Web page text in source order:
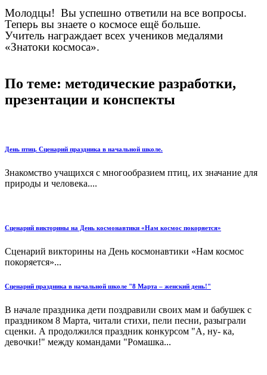
Молодцы! Вы успешно ответили на все вопросы.
Теперь вы знаете о космосе ещё больше.
Учитель награждает всех учеников медалями
«Знатоки космоса».
По теме: методические разработки,
презентации и конспекты
День птиц. Сценарий праздника в начальной школе.
Знакомство учащихся с многообразием птиц, их значание для
природы и человека....
Сценарий викторины на День космонавтики «Нам космос покоряется»
Сценарий викторины на День космонавтики «Нам космос
покоряется»...
Сценарий праздника в начальной школе "8 Марта – женский день!"
В начале праздника дети поздравили своих мам и бабушек с
праздником 8 Марта, читали стихи, пели песни, разыграли
сценки. А продолжился праздник конкурсом "А, ну- ка,
девочки!" между командами "Ромашка...